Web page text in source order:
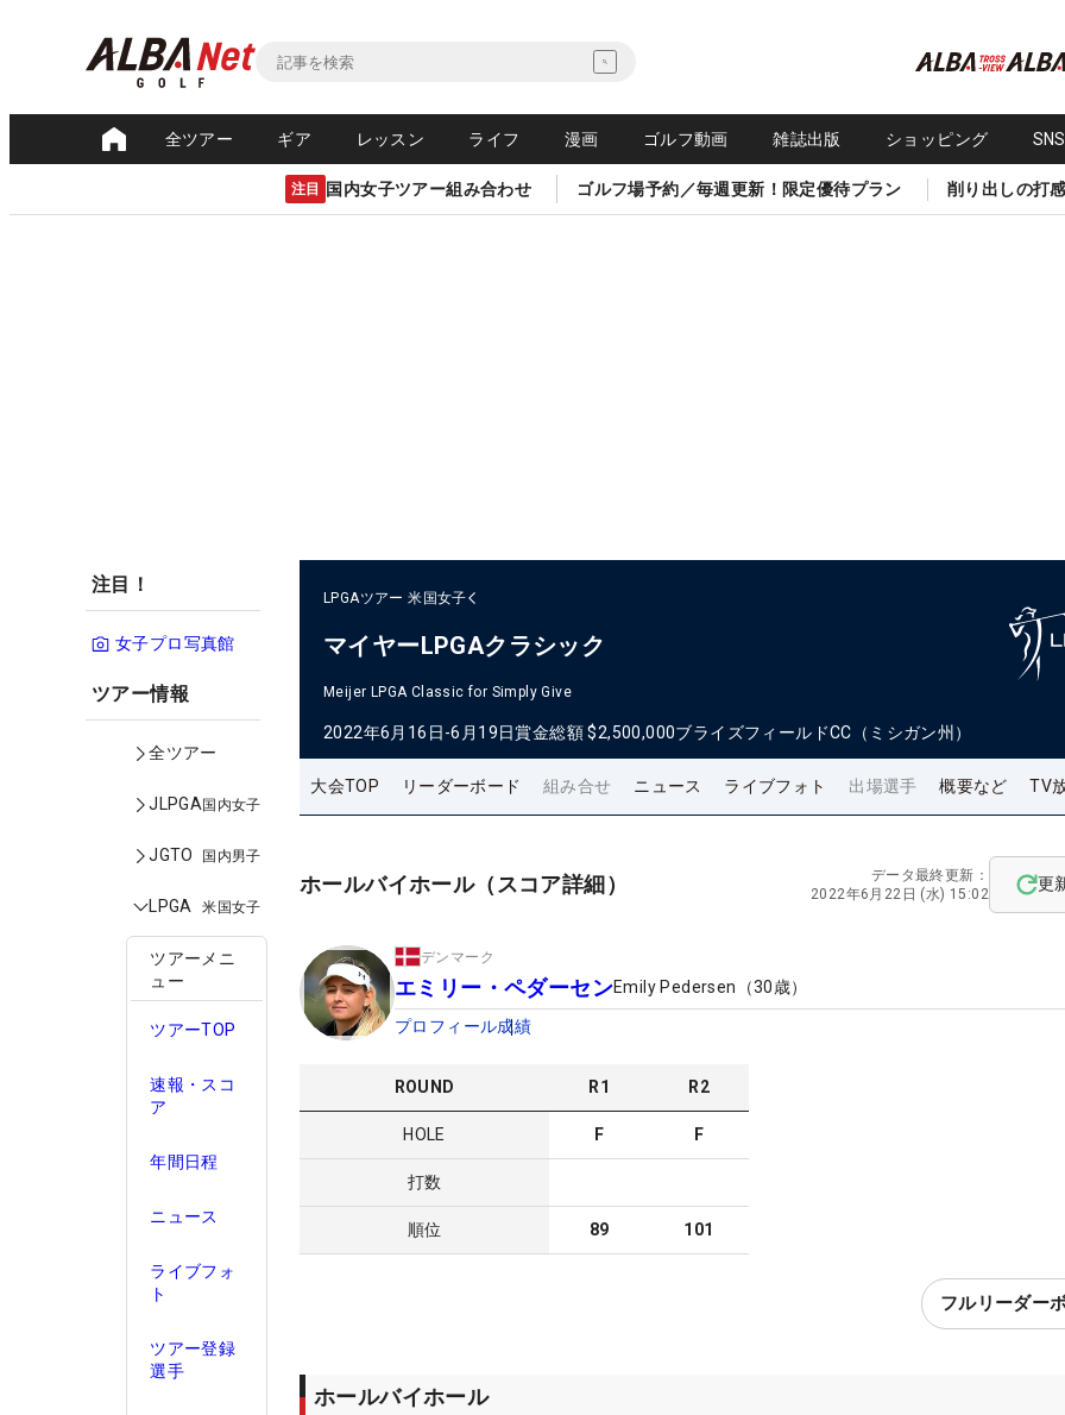
全ツアー ギア レッスン ライフ 漫画 ゴルフ動画 雑誌出版 ショッピング
注目 国内女子ツアー組み合わせ ゴルフ場予約／毎週更新！限定優待プラン 削り出しの打
注目！
女子プロ写真館
ツアー情報
全ツアー
JLPGA国内女子
JGTO 国内男子
LPGA 米国女子
ツアーメニ
ュー
ツアーTOP
速報・スコ
ア
年間日程
ニュース
ライブフォ
ト
ツアー登録
選手
LPGAツアー 米国女子
マイヤーLPGAクラシック
Meijer LPGA Classic for Simply Give
2022年6月16日-6月19日賞金総額 $2,500,000ブライズフィールドCC（ミシガン州）
大会TOP リーダーボード 組み合せ ニュース ライブフォト 出場選手 概要など TV
ホールバイホール（スコア詳細）
データ最終更新：
2022年6月22日 (水) 15:02
更
デンマーク
エミリー・ペダーセンEmily Pedersen （30歳）
プロフィール成績
ROUND R1 R2
HOLE F F
打数
順位 89 101
フルリーダー
ホールバイホール